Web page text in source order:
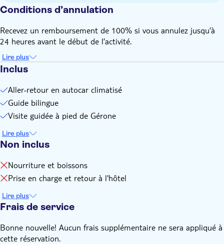
Conditions d’annulation
Recevez un remboursement de 100% si vous annulez jusqu’à
24 heures avant le début de l’activité.
Lire plus
Inclus
Aller-retour en autocar climatisé
Guide bilingue
Visite guidée à pied de Gérone
Lire plus
Non inclus
Nourriture et boissons
Prise en charge et retour à l'hôtel
Lire plus
Frais de service
Bonne nouvelle! Aucun frais supplémentaire ne sera appliqué à
cette réservation.